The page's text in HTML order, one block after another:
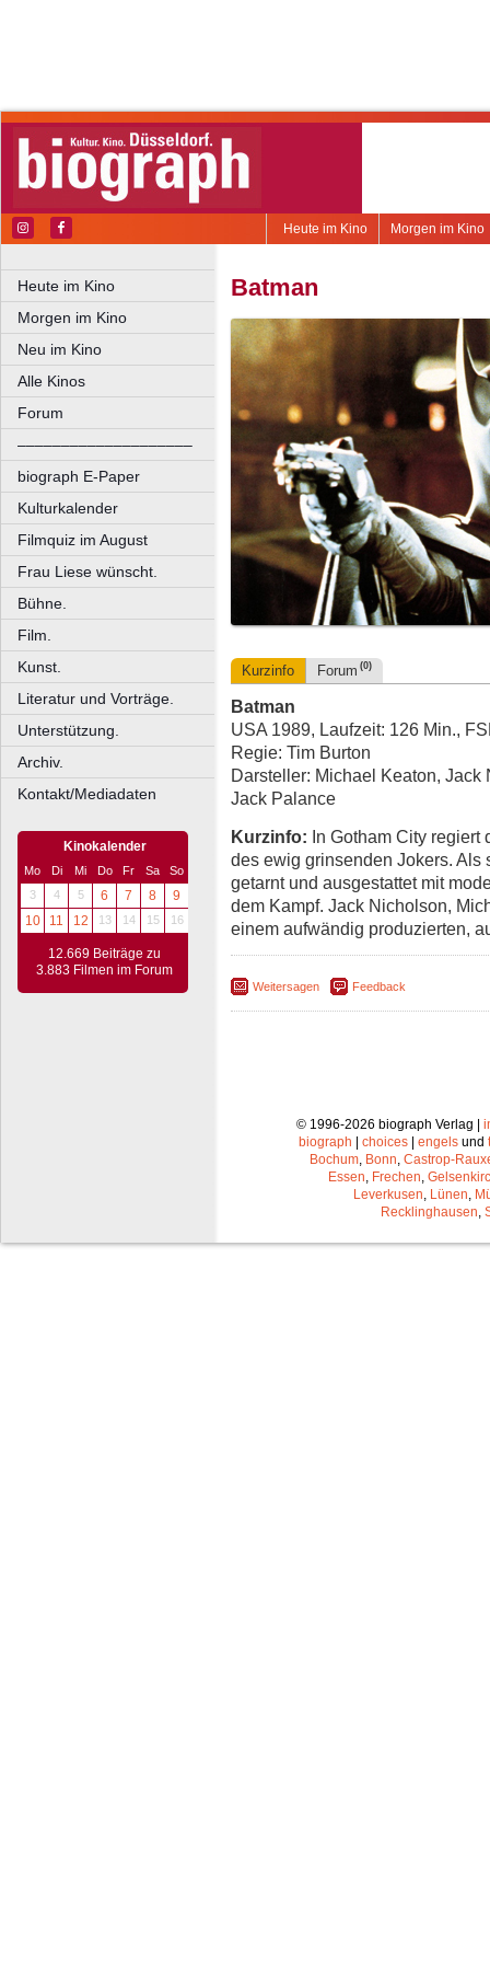
Morgen im Kino
Heute im Kino
Heute im Kino
Morgen im Kino
Neu im Kino
Alle Kinos
Forum
––––––––––––––––––––
biograph E-Paper
Kulturkalender
Filmquiz im August
Frau Liese wünscht.
Bühne.
Film.
Kunst.
Literatur und Vorträge.
Unterstützung.
Archiv.
Kontakt/Mediadaten
Kinokalender
Mo Di Mi Do Fr Sa
So
3
4 5 6 7 8
9
10
11 12 13 14 15 16
12.669 Beiträge zu
3.883 Filmen im Forum
Batman
Kurzinfo Forum (0)
Batman
USA 1989, Laufzeit: 126 Min.,
Regie: Tim Burton
Darsteller: Michael Keaton,
Jack Palance
Kurzinfo: In Gotham City regiert
des ewig grinsenden Jokers. Als
getarnt und ausgestattet mit
dem Kampf. Jack Nicholson,
einem aufwändig produzierten,
Weitersagen Feedback
© 1996-2026 biograph Verlag |
biograph
choices engels und
Bochum, Bonn, Castrop-
Essen, Frechen,
Leverkusen, Lünen,
Recklinghausen,